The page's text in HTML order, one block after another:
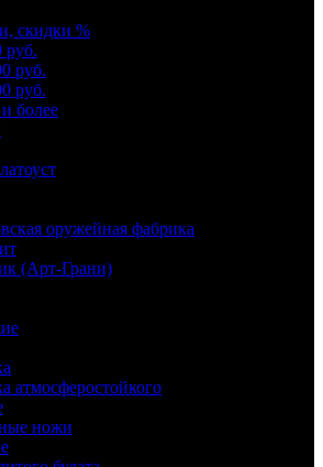
скидки %
руб.
руб.
руб.
более
оружейная фабрика
(Арт-Грани)
атмосферостойкого
ножи